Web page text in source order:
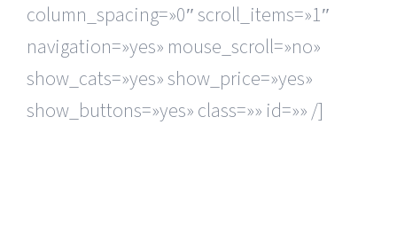
column_spacing=»0″ scroll_items=»1″
navigation=»yes» mouse_scroll=»no»
show_cats=»yes» show_price=»yes»
show_buttons=»yes» class=»» id=»» /]